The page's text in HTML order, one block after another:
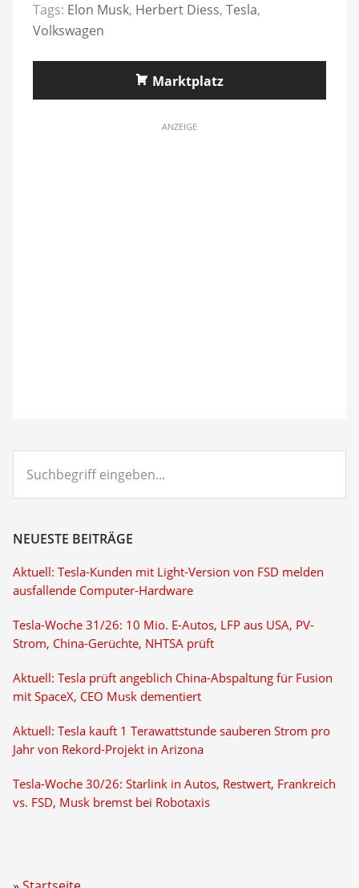
Tags: Elon Musk, Herbert Diess, Tesla,
Volkswagen
Marktplatz
ANZEIGE
eingeben...
NEUESTE BEITRÄGE
Aktuell: Tesla-Kunden mit Light-Version von FSD melden
ausfallende Computer-Hardware
Tesla-Woche 31/26: 10 Mio. E-Autos, LFP aus USA, PV-
Strom, China-Gerüchte, NHTSA prüft
Aktuell: Tesla prüft angeblich China-Abspaltung für Fusion
mit SpaceX, CEO Musk dementiert
Aktuell: Tesla kauft 1 Terawattstunde sauberen Strom pro
Jahr von Rekord-Projekt in Arizona
Tesla-Woche 30/26: Starlink in Autos, Restwert, Frankreich
vs. FSD, Musk bremst bei Robotaxis